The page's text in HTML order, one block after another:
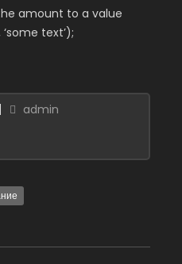
amount to a value
‘some text’);
admin